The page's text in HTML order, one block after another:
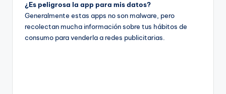
¿Es peligrosa la app para mis datos?
Generalmente estas apps no son malware, pero
recolectan mucha información sobre tus hábitos de
consumo para venderla a redes publicitarias.